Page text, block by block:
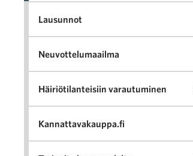
Lausunnot
Neuvottelumaailma
Häiriötilanteisiin varautuminen
Kannattavakauppa.fi